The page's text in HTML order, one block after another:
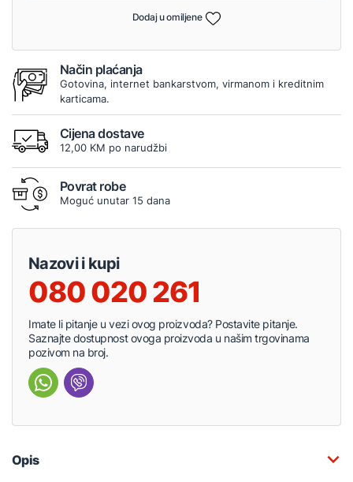
Dodaj u omiljene
Način plaćanja
Gotovina, internet bankarstvom, virmanom i kreditnim
karticama.
Cijena dostave
12,00 KM po narudžbi
Povrat robe
Moguć unutar 15 dana
Nazovi i kupi
080 020 261
Imate li pitanje u vezi ovog proizvoda? Postavite pitanje.
Saznajte dostupnost ovoga proizvoda u našim trgovinama
pozivom na broj.
Opis